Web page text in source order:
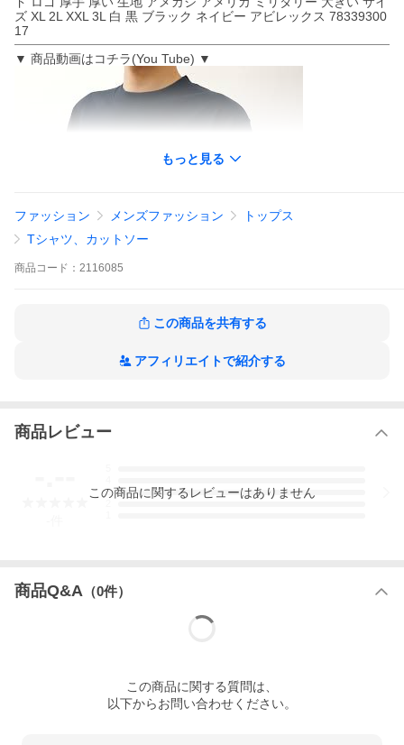
ズ XL 2L XXL 3L 白 黒 ブラック ネイビー アビレックス 78339300
17
▼ 商品動画はコチラ(You Tube) ▼
視聴ページへ(外部サイト)
⇒ 長袖Ｔシャツ 商品一覧
もっと見る
ファッション メンズファッション
トップス
Tシャツ、カットソー
商品 コード： 2116085
この商品を共有する
アフィリエイトで紹介する
商品レビュー
3
この商品に関するレビューはありません
商品Q&A （0件）
この商品に関する質問は、
以下からお問い合わせください。